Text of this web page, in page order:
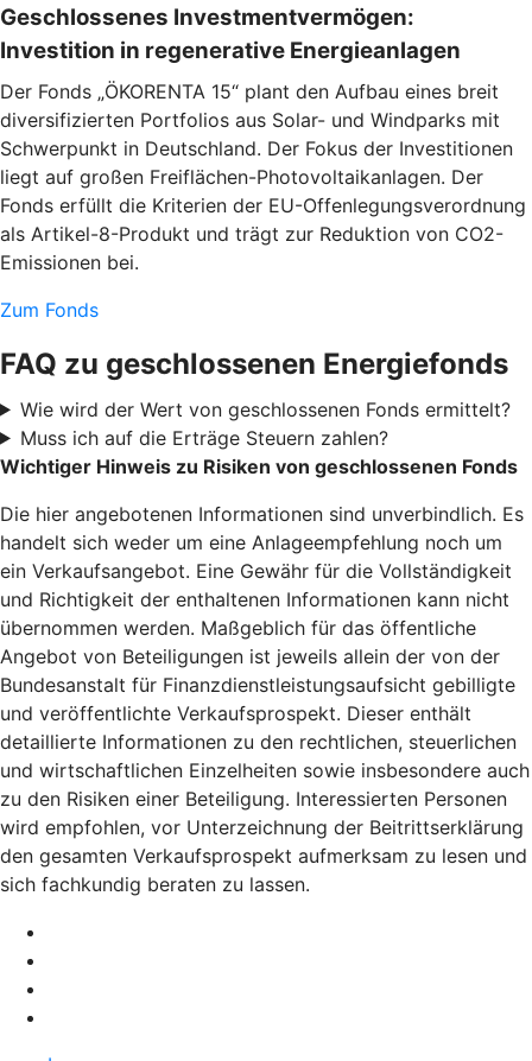
Geschlossenes Investmentvermögen:
Investition in regenerative Energieanlagen
Der Fonds „ÖKORENTA 15“ plant den Aufbau eines breit
diversifizierten Portfolios aus Solar- und Windparks mit
Schwerpunkt in Deutschland. Der Fokus der Investitionen
liegt auf großen Freiflächen-Photovoltaikanlagen. Der
Fonds erfüllt die Kriterien der EU-Offenlegungsverordnung
als Artikel-8-Produkt und trägt zur Reduktion von CO2-
Emissionen bei.
Zum Fonds
FAQ zu geschlossenen Energiefonds
Wie wird der Wert von geschlossenen Fonds ermittelt?
Muss ich auf die Erträge Steuern zahlen?
Wichtiger Hinweis zu Risiken von geschlossenen Fonds
Die hier angebotenen Informationen sind unverbindlich. Es
handelt sich weder um eine Anlageempfehlung noch um
ein Verkaufsangebot. Eine Gewähr für die Vollständigkeit
und Richtigkeit der enthaltenen Informationen kann nicht
übernommen werden. Maßgeblich für das öffentliche
Angebot von Beteiligungen ist jeweils allein der von der
Bundesanstalt für Finanzdienstleistungsaufsicht gebilligte
und veröffentlichte Verkaufsprospekt. Dieser enthält
detaillierte Informationen zu den rechtlichen, steuerlichen
und wirtschaftlichen Einzelheiten sowie insbesondere auch
zu den Risiken einer Beteiligung. Interessierten Personen
wird empfohlen, vor Unterzeichnung der Beitrittserklärung
den gesamten Verkaufsprospekt aufmerksam zu lesen und
sich fachkundig beraten zu lassen.